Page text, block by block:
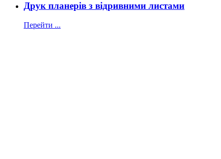
Друк планерів з відривними листами
Перейти ...